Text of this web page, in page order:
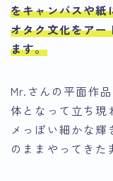
をキャンバスや紙
オタク文化をアー
ます。
Mr.さんの平面作
体となって立ち現
メっぽい細かな輝
のままやってきた